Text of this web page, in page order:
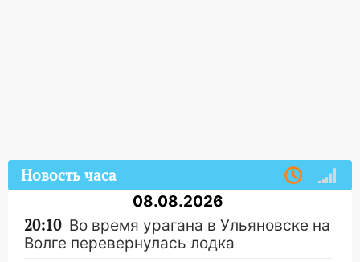
Новость часа
08.08.2026
20:10 Во время урагана в Ульяновске на
Волге перевернулась лодка